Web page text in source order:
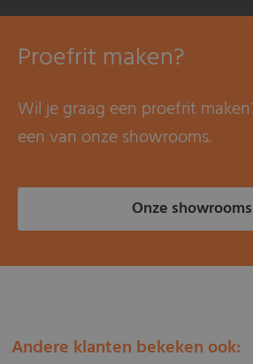
Proefrit maken?
Wil je graag een proefrit
een van onze showrooms.
Onze
Andere klanten bekeken ook: